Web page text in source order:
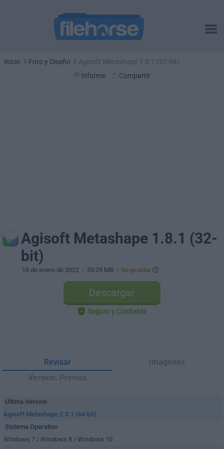
Inicio Foto y Diseño
Agisoft Metashape 1.8.1 (32-bit)
Informe
Compartir
Agisoft Metashape 1.8.1 (32-
bit)
18 de enero de 2022 - 59.29 MB - De prueba
Descargar
Seguro y Confiable
Revisar
Imágenes
Version. Previas
Última Versión
Agisoft Metashape 2.3.1 (64-bit)
Sistema Operativo
Windows 7 / Windows 8 / Windows 10